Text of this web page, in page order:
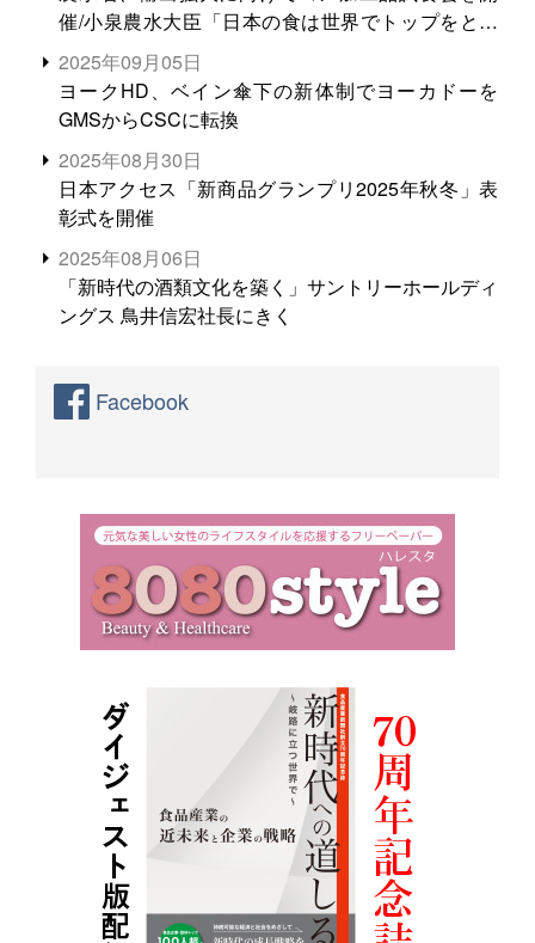
催/小泉農水大臣「日本の食は世界でトップをとれ
る。米増産に向けて、米輸出需要の拡大を」
2025年09月05日
ヨークHD、ベイン傘下の新体制でヨーカドーを
GMSからCSCに転換
2025年08月30日
日本アクセス「新商品グランプリ2025年秋冬」表
彰式を開催
2025年08月06日
「新時代の酒類文化を築く」サントリーホールディ
ングス 鳥井信宏社長にきく
Facebook